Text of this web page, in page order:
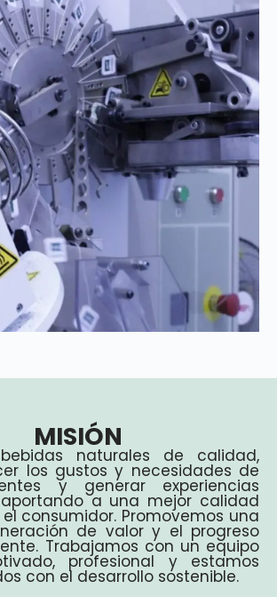
MISIÓN
naturales de calidad,
los gustos y necesidades de
y generar experiencias
a una mejor calidad
consumidor. Promovemos una
de valor y el progreso
Trabajamos con un equipo
profesional y estamos
con el desarrollo sostenible.